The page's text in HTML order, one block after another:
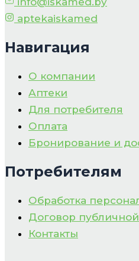
aptekaiskamed
Навигация
О компании
Аптеки
Для потребителя
Оплата
Бронирование и
Потребителям
Обработка
Договор
Контакты